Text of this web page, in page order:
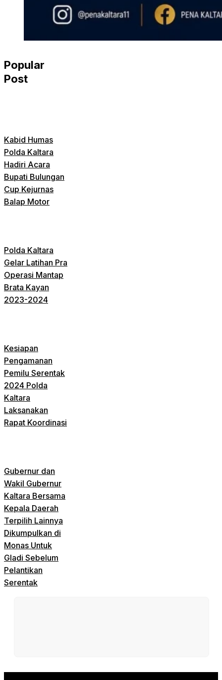
Popular
Post
Kabid Humas
Polda Kaltara
Hadiri Acara
Bupati Bulungan
Cup Kejurnas
Balap Motor
Polda Kaltara
Gelar Latihan Pra
Operasi Mantap
Brata Kayan
2023-2024
Kesiapan
Pengamanan
Pemilu Serentak
2024 Polda
Kaltara
Laksanakan
Rapat Koordinasi
Gubernur dan
Wakil Gubernur
Kaltara Bersama
Kepala Daerah
Terpilih Lainnya
Dikumpulkan di
Monas Untuk
Gladi Sebelum
Pelantikan
Serentak